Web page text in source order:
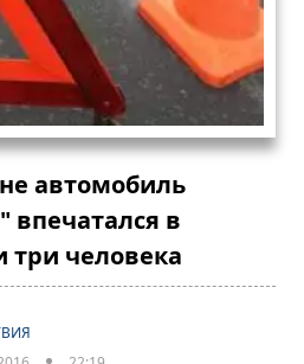
автомобиль
впечатался в
три человека